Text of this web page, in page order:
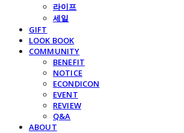
라이프
세일
GIFT
LOOK BOOK
COMMUNITY
BENEFIT
NOTICE
ECONDICON
EVENT
REVIEW
Q&A
ABOUT